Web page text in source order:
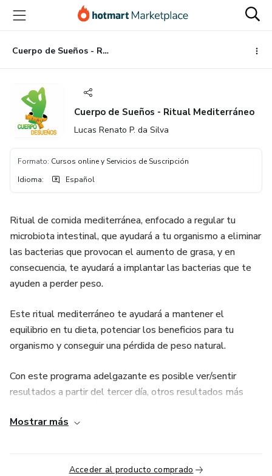
principal
página
de
página
Cuerpo de Sueños - Ritual Mediterráneo
Cuerpo de Sueños - Ritual Mediterráneo
Lucas Renato P. da Silva
Formato: Cursos online y Servicios de Suscripción
Idioma: Español
Ritual de comida mediterránea, enfocado a regular tu
microbiota intestinal, que ayudará a tu organismo a eliminar
las bacterias que provocan el aumento de grasa, y en
consecuencia, te ayudará a implantar las bacterias que te
ayuden a perder peso.
Este ritual mediterráneo te ayudará a mantener el
equilibrio en tu dieta, potenciar los beneficios para tu
organismo y conseguir una pérdida de peso natural.
Con este programa adelgazante es posible ver/sentir
resultados a partir del tercer día, otros resultados más
notarás que la ropa te quedará más holgada, sentirás que
hinchados.
Mostrar más
Acceder al producto comprado